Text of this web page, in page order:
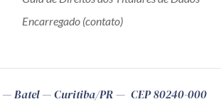
Encarregado (contato)
Batel Curitiba/PR CEP80240-000